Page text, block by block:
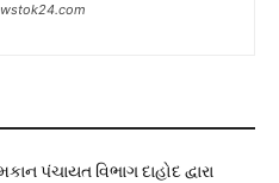
પંચાયત વિભાગ દાહોદ દ્વારા